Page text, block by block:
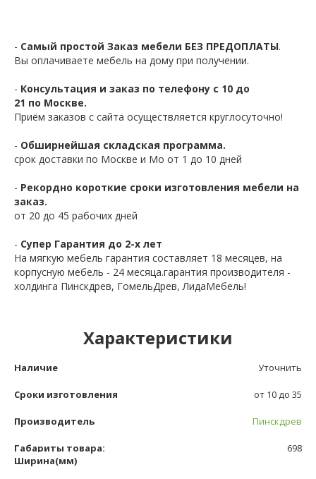
- Самый простой Заказ мебели БЕЗ ПРЕДОПЛАТЫ.
Вы оплачиваете мебель на дому при получении.
- Консультация и заказ по телефону с 10 до
21 по Москве.
Приём заказов с сайта осуществляется круглосуточно!
- Обширнейшая складская программа.
срок доставки по Москве и Мо от 1 до 10 дней
- Рекордно короткие сроки изготовления мебели на
заказ.
от 20 до 45 рабочих дней
- Супер Гарантия до 2-х лет
На мягкую мебель гарантия составляет 18 месяцев, на
корпусную мебель - 24 месяца.гарантия производителя -
холдинга Пинскдрев, ГомельДрев, ЛидаМебель!
Характеристики
Наличие Уточнить
Сроки изготовления от 10 до 35
Производитель Пинскдрев
Габариты товара:
Ширина(мм)
698